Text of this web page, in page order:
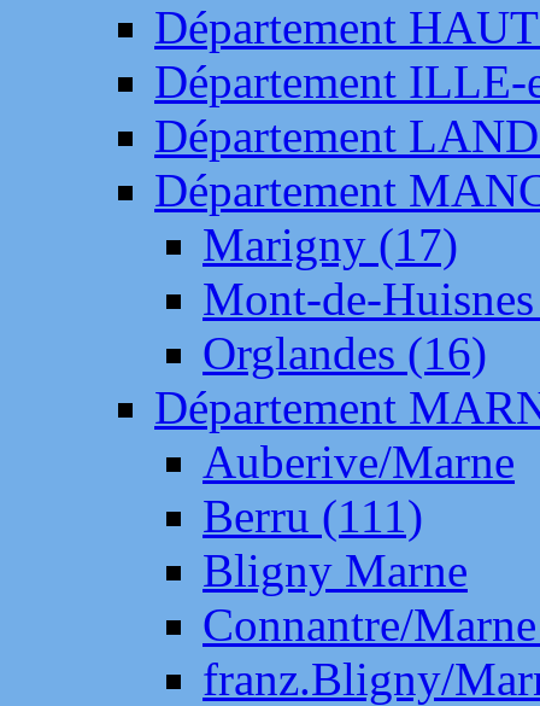
Département
Département
Département
Département
Marigny (17)
Mont-de-
Orglandes (16)
Département
Auberive/Marne
Berru (111)
Bligny Marne
Connantre/
franz.Bligny/